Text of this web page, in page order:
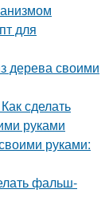
для
дерева своими
сделать
руками
руками:
фальш-